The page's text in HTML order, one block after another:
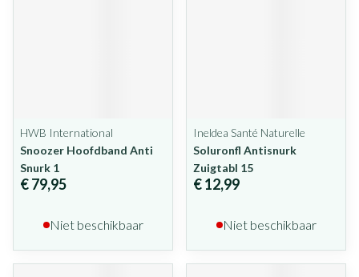
HWB International
Snoozer Hoofdband Anti
Snurk 1
€ 79,95
Niet beschikbaar
Ineldea Santé Naturelle
Soluronfl Antisnurk
Zuigtabl 15
€ 12,99
Niet beschikbaar